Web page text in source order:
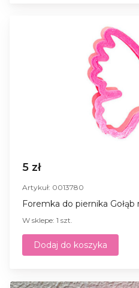
5 zł
Artykuł: 0013780
Foremka do piernika Gołąb
W sklepe: 1 szt.
Dodaj do koszyka